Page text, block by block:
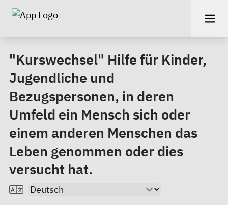
"Kurswechsel" Hilfe für Kinder,
Jugendliche und
Bezugspersonen, in deren
Umfeld ein Mensch sich oder
einem anderen Menschen das
Leben genommen oder dies
versucht hat.